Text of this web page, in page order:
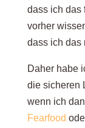
dass ich das
vorher
dass ich das
Daher habe
die sicheren
wenn ich
Fearfood